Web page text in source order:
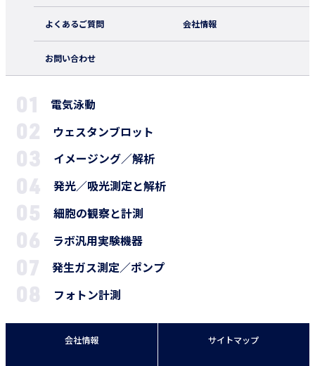
よくあるご質問 会社情報
お問い合わせ
電気泳動
ウェスタンブロット
イメージング／解析
発光／吸光測定と解析
細胞の観察と計測
ラボ汎用実験機器
発生ガス測定／ポンプ
フォトン計測
会社情報 サイトマップ